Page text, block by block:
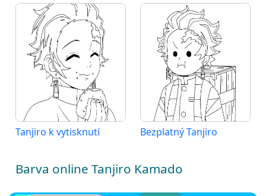
Tanjiro k vytisknutí Bezplatný Tanjiro
Barva online Tanjiro Kamado